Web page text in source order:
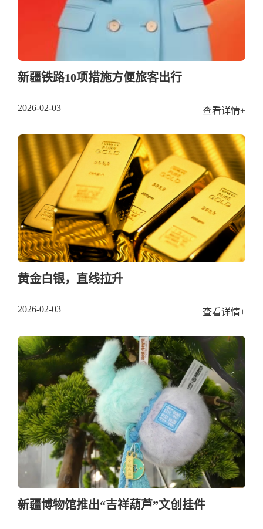
新疆铁路10项措施方便旅客出行
2026-02-03 查看详情+
黄金白银，直线拉升
2026-02-03 查看详情+
新疆博物馆推出“吉祥葫芦”文创挂件